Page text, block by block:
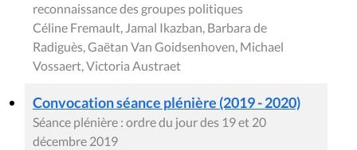
reconnaissance des groupes politiques
Céline Fremault, Jamal Ikazban, Barbara de
Radiguès, Gaëtan Van Goidsenhoven, Michael
Vossaert, Victoria Austraet
Convocation séance plénière (2019 - 2020)
Séance plénière : ordre du jour des 19 et 20
décembre 2019